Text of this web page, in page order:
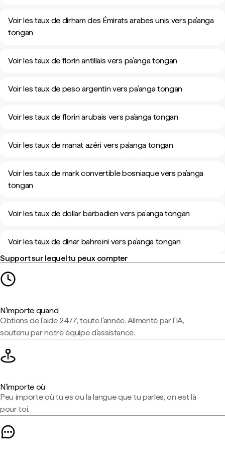
Voir les taux de dirham des Émirats arabes unis vers pa’anga
tongan
Voir les taux de florin antillais vers pa’anga tongan
Voir les taux de peso argentin vers pa’anga tongan
Voir les taux de florin arubais vers pa’anga tongan
Voir les taux de manat azéri vers pa’anga tongan
Voir les taux de mark convertible bosniaque vers pa’anga
tongan
Voir les taux de dollar barbadien vers pa’anga tongan
Voir les taux de dinar bahreïni vers pa’anga tongan
Support sur lequel tu peux compter
N'importe quand
Obtiens de l'aide 24/7, toute l'année. Alimenté par l'IA,
soutenu par notre équipe d'assistance.
N'importe où
Peu importe où tu es ou la langue que tu parles, on est là
pour toi.